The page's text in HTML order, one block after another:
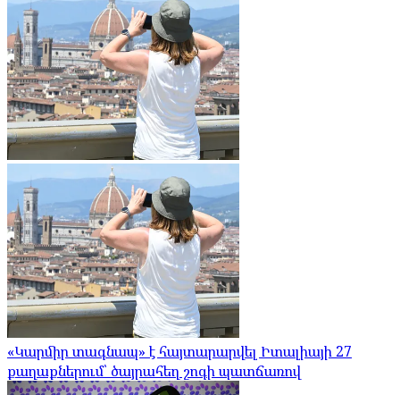
«Կարմիր տագնապ» է հայտարարվել Իտալիայի 27
քաղաքներում՝ ծայրահեղ շոգի պատճառով